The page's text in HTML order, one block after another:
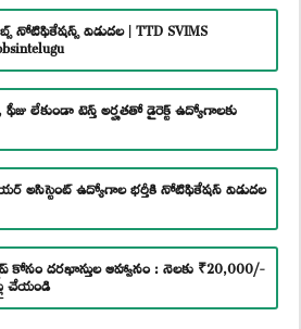
నోటిఫికేషన్స్ విడుదల | TTD SVIMS
లేకుండా టెన్త్ అర్హతతో డైరెక్ట్ ఉద్యోగాలకు
అసిస్టెంట్ ఉద్యోగాల భర్తీకి నోటిఫికేషన్ విడుదల
కోసం దరఖాస్తుల ఆహ్వానం : నెలకు ₹20,000/-
చేయండి